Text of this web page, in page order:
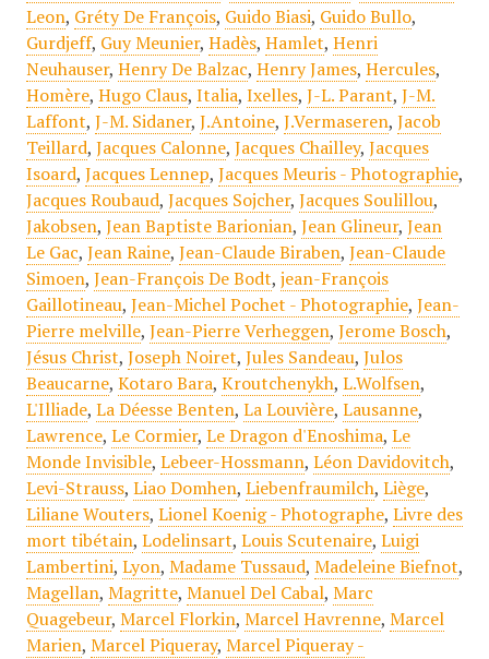
Leon, Gréty De François, Guido Biasi, Guido Bullo,
Gurdjeff, Guy Meunier, Hadès, Hamlet, Henri
Neuhauser, Henry De Balzac, Henry James, Hercules,
Homère, Hugo Claus, Italia, Ixelles, J-L. Parant, J-M.
Laffont, J-M. Sidaner, J.Antoine, J.Vermaseren, Jacob
Teillard, Jacques Calonne, Jacques Chailley, Jacques
Isoard, Jacques Lennep, Jacques Meuris - Photographie,
Jacques Roubaud, Jacques Sojcher, Jacques Soulillou,
Jakobsen, Jean Baptiste Barionian, Jean Glineur, Jean
Le Gac, Jean Raine, Jean-Claude Biraben, Jean-Claude
Simoen, Jean-François De Bodt, jean-François
Gaillotineau, Jean-Michel Pochet - Photographie, Jean-
Pierre melville, Jean-Pierre Verheggen, Jerome Bosch,
Jésus Christ, Joseph Noiret, Jules Sandeau, Julos
Beaucarne, Kotaro Bara, Kroutchenykh, L.Wolfsen,
L'Illiade, La Déesse Benten, La Louvière, Lausanne,
Lawrence, Le Cormier, Le Dragon d'Enoshima, Le
Monde Invisible, Lebeer-Hossmann, Léon Davidovitch,
Levi-Strauss, Liao Domhen, Liebenfraumilch, Liège,
Liliane Wouters, Lionel Koenig - Photographe, Livre des
mort tibétain, Lodelinsart, Louis Scutenaire, Luigi
Lambertini, Lyon, Madame Tussaud, Madeleine Biefnot,
Magellan, Magritte, Manuel Del Cabal, Marc
Quagebeur, Marcel Florkin, Marcel Havrenne, Marcel
Marien, Marcel Piqueray, Marcel Piqueray -